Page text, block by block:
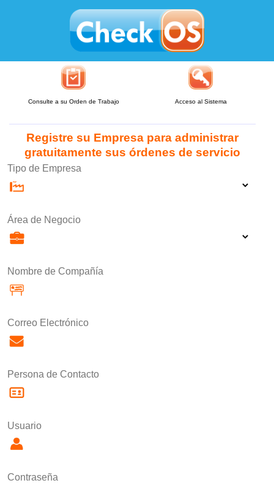
Consulte a su Orden de Trabajo Acceso al Sistema
Registre su Empresa para administrar
gratuitamente sus órdenes de servicio
Tipo de Empresa
Área de Negocio
Nombre de Compañía
Correo Electrónico
Persona de Contacto
Usuario
Contraseña